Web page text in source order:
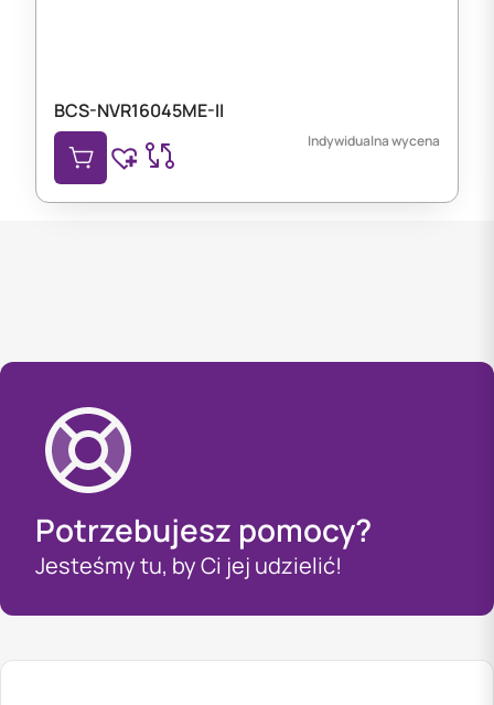
BCS-NVR16045ME-II
Indywidualna wycena
Potrzebujesz pomocy?
Jesteśmy tu, by Ci jej udzielić!